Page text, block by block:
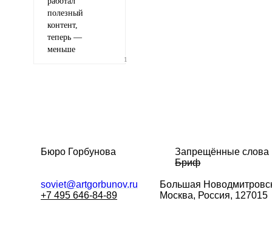
полезный
контент,
теперь —
меньше
1
Бюро Горбунова
Запрещённые слова
Бриф
soviet@artgorbunov.ru
+7 495 646-84-89
Большая
Москва, Россия, 127015